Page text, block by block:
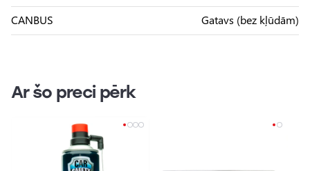
CANBUS
Gatavs (bez kļūdām)
Ar šo preci pērk